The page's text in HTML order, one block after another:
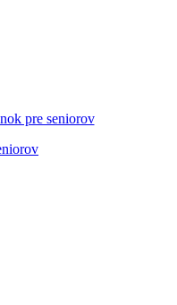
pre seniorov